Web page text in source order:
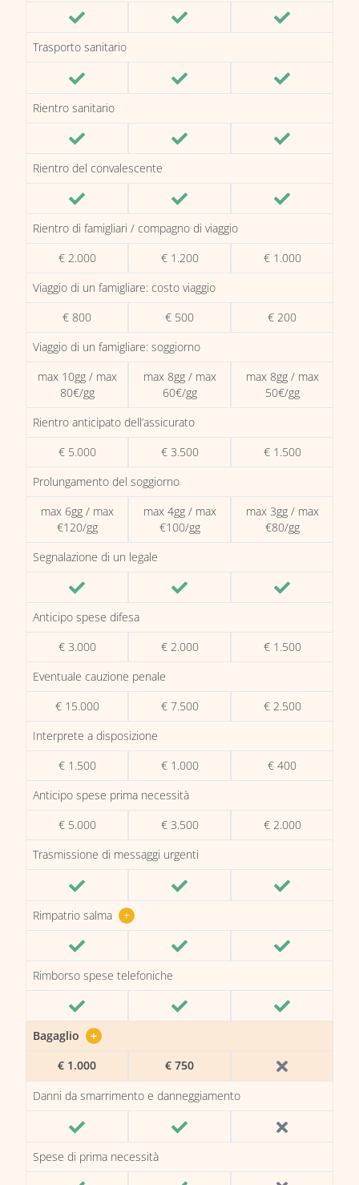
Trasporto sanitario
Rientro sanitario
Rientro del convalescente
Rientro di famigliari / compagno di viaggio
€ 2.000
€ 1.200
€ 1.000
Viaggio di un famigliare: costo viaggio
€ 800
€ 500
€ 200
Viaggio di un famigliare: soggiorno
max 10gg / max
80€/gg
max 8gg / max
60€/gg
max 8gg / max
50€/gg
Rientro anticipato dell’assicurato
€ 5.000
€ 3.500
€ 1.500
Prolungamento del soggiorno
max 6gg / max
€120/gg
max 4gg / max
€100/gg
max 3gg / max
€80/gg
Segnalazione di un legale
Anticipo spese difesa
€ 3.000
€ 2.000
€ 1.500
Eventuale cauzione penale
€ 15.000
€ 7.500
€ 2.500
Interprete a disposizione
€ 1.500
€ 1.000
€ 400
Anticipo spese prima necessità
€ 5.000
€ 3.500
€ 2.000
Trasmissione di messaggi urgenti
Rimpatrio salma +
Rimborso spese telefoniche
Bagaglio
+
€ 1.000
€ 750
Danni da smarrimento e danneggiamento
Spese di prima necessità